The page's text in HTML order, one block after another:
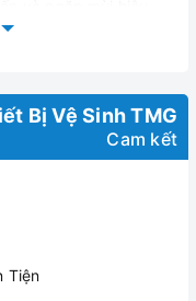
Bị Vệ Sinh TMG
Cam kết
Tiện